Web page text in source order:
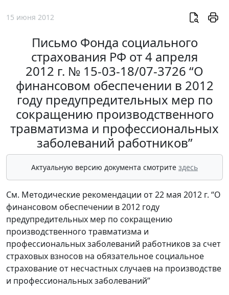
15 июня 2012
Письмо Фонда социального
страхования РФ от 4 апреля
2012 г. № 15-03-18/07-3726 “О
финансовом обеспечении в 2012
году предупредительных мер по
сокращению производственного
травматизма и профессиональных
заболеваний работников”
Актуальную версию документа смотрите здесь
См. Методические рекомендации от 22 мая 2012 г. “О
финансовом обеспечении в 2012 году
предупредительных мер по сокращению
производственного травматизма и
профессиональных заболеваний работников за счет
страховых взносов на обязательное социальное
страхование от несчастных случаев на производстве
и профессиональных заболеваний”